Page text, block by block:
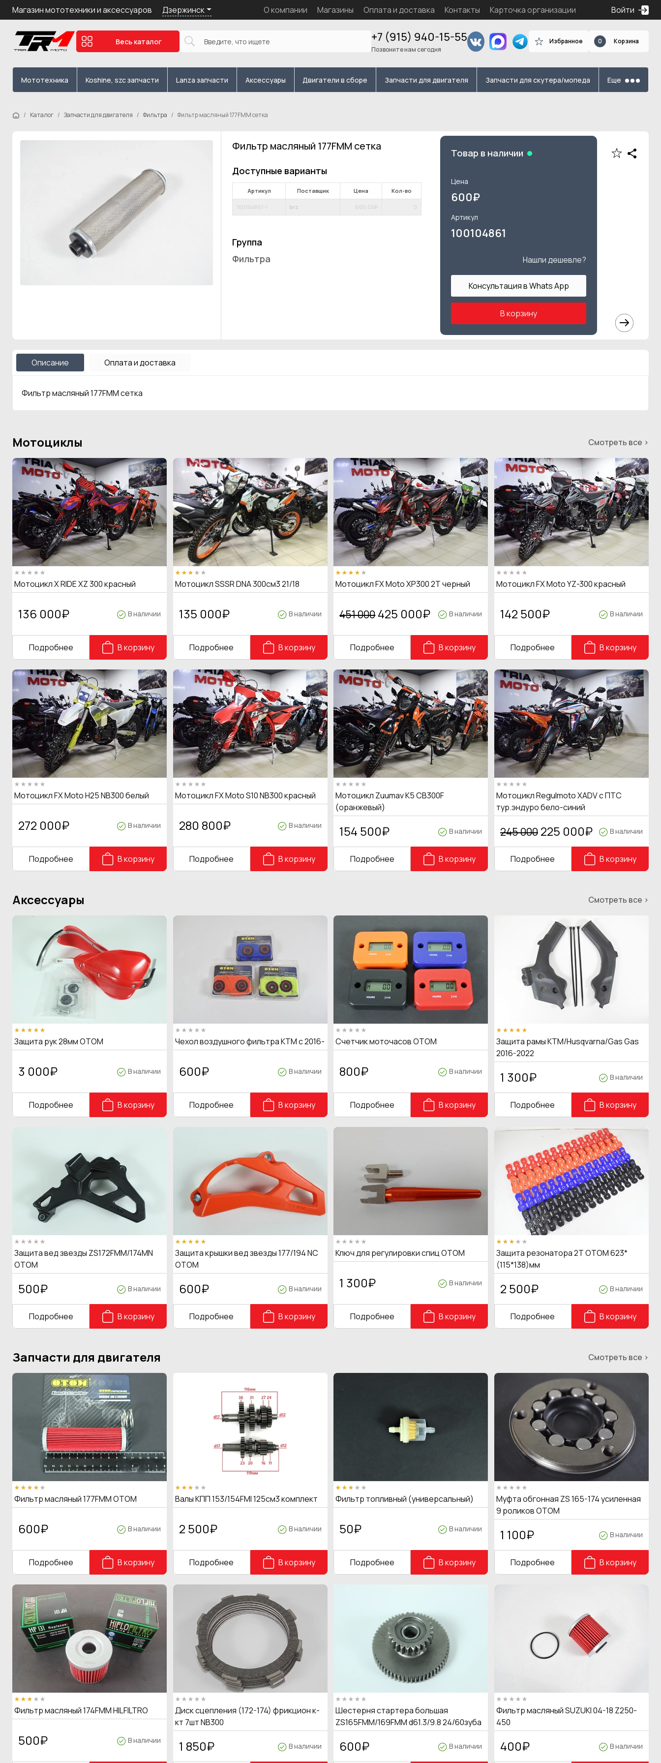
Магазин мототехники и аксессуаров Дзержинск О компании Магазины Оплата и доставка Контакты Карточка организации Войти
Весь каталог +7 (915) 940-15-55
Позвоните нам сегодня
Избранное 0 Корзина
Мототехника Koshine, szc запчасти Lanza запчасти Аксессуары Двигатели в сборе Запчасти для двигателя Запчасти для скутера/мопеда Еще
Каталог Запчасти для двигателя Фильтра Фильтр масляный 177FMM сетка
Фильтр масляный 177FMM сетка
Доступные варианты
Артикул Поставщик Цена Кол-во
100104861-1 brz 600 ,00₽ 0
Группа
Фильтра
Товар в наличии
Цена
600₽
Артикул
100104861
Нашли дешевле?
Консультация в Whats App
В корзину
Описание Оплата и доставка
Фильтр масляный 177FMM сетка
Мотоциклы Смотреть все >
Мотоцикл X RIDE XZ 300 красный
136 000₽ В наличии
Подробнее В корзину
Мотоцикл SSSR DNA 300см3 21/18
135 000₽ В наличии
Подробнее В корзину
Мотоцикл FX Moto XP300 2T черный
451 000 425 000₽ В наличии
Подробнее В корзину
Мотоцикл FX Moto YZ-300 красный
142 500₽ В наличии
Подробнее В корзину
Мотоцикл FX Moto H25 NB300 белый
272 000₽ В наличии
Подробнее В корзину
Мотоцикл FX Moto S10 NB300 красный
280 800₽ В наличии
Подробнее В корзину
Мотоцикл Zuumav K5 CB300F
(оранжевый)
154 500₽ В наличии
Подробнее В корзину
Мотоцикл Regulmoto XADV с ПТС
тур.эндуро бело-синий
245 000 225 000₽ В наличии
Подробнее В корзину
Аксессуары Смотреть все >
Защита рук 28мм OTOM
3 000₽ В наличии
Подробнее В корзину
Чехол воздушного фильтра KTM с 2016-
600₽ В наличии
Подробнее В корзину
Счетчик моточасов OTOM
800₽ В наличии
Подробнее В корзину
Защита рамы KTM/Husqvarna/Gas Gas
2016-2022
1 300₽ В наличии
Подробнее В корзину
Защита вед звезды ZS172FMM/174MN
OTOM
500₽ В наличии
Подробнее В корзину
Защита крышки вед звезды 177/194 NC
OTOM
600₽ В наличии
Подробнее В корзину
Ключ для регулировки спиц OTOM
1 300₽ В наличии
Подробнее В корзину
Защита резонатора 2Т OTOM 623*
(115*138)мм
2 500₽ В наличии
Подробнее В корзину
Запчасти для двигателя Смотреть все >
Фильтр масляный 177FMM OTOM
600₽ В наличии
Подробнее В корзину
Валы КПП 153/154FMI 125см3 комплект
2 500₽ В наличии
Подробнее В корзину
Фильтр топливный (универсальный)
50₽ В наличии
Подробнее В корзину
Муфта обгонная ZS 165-174 усиленная
9 роликов OTOM
1 100₽ В наличии
Подробнее В корзину
Фильтр масляный 174FMM HILFILTRO
500₽ В наличии
Диск сцепления (172-174) фрикцион к-
кт 7шт NB300
1 850₽ В наличии
Шестерня стартера большая
ZS165FMM/169FMM d61.3/9.8 24/60зуба
600₽ В наличии
Фильтр масляный SUZUKI 04-18 Z250-
450
400₽ В наличии